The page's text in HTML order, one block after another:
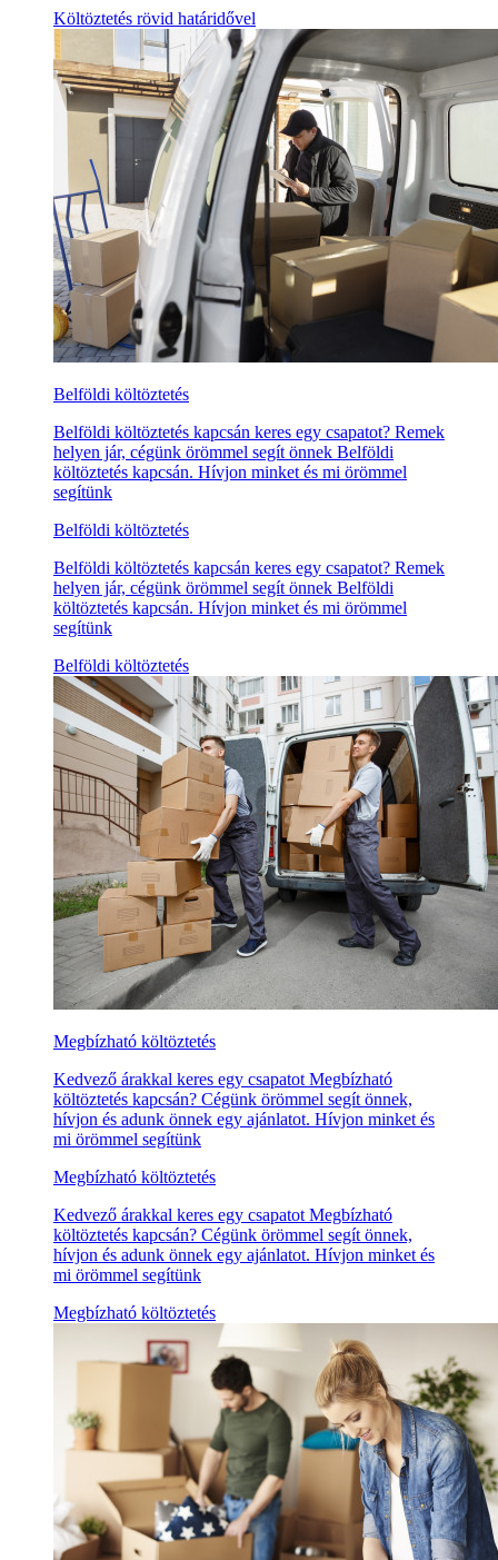
Költöztetés rövid határidővel
Belföldi költöztetés
Belföldi költöztetés kapcsán keres egy csapatot? Remek
helyen jár, cégünk örömmel segít önnek Belföldi
költöztetés kapcsán. Hívjon minket és mi örömmel
segítünk
Belföldi költöztetés
Belföldi költöztetés kapcsán keres egy csapatot? Remek
helyen jár, cégünk örömmel segít önnek Belföldi
költöztetés kapcsán. Hívjon minket és mi örömmel
segítünk
Belföldi költöztetés
Megbízható költöztetés
Kedvező árakkal keres egy csapatot Megbízható
költöztetés kapcsán? Cégünk örömmel segít önnek,
hívjon és adunk önnek egy ajánlatot. Hívjon minket és
mi örömmel segítünk
Megbízható költöztetés
Kedvező árakkal keres egy csapatot Megbízható
költöztetés kapcsán? Cégünk örömmel segít önnek,
hívjon és adunk önnek egy ajánlatot. Hívjon minket és
mi örömmel segítünk
Megbízható költöztetés